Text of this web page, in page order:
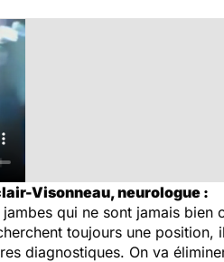
Visonneau, neurologue :
qui ne sont jamais
toujours une
diagnostiques. On va